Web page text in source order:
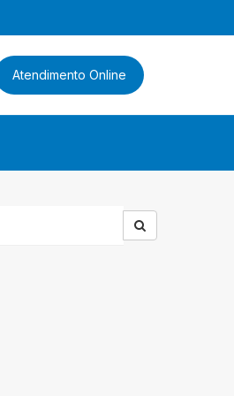
Atendimento Online